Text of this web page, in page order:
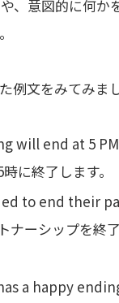
、意図的に何か
例文をみてみま
will end at 5
に終了します。
to end their
ナーシップを終
a happy